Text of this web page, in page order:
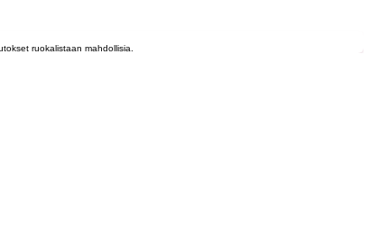
ruokalistaan mahdollisia.